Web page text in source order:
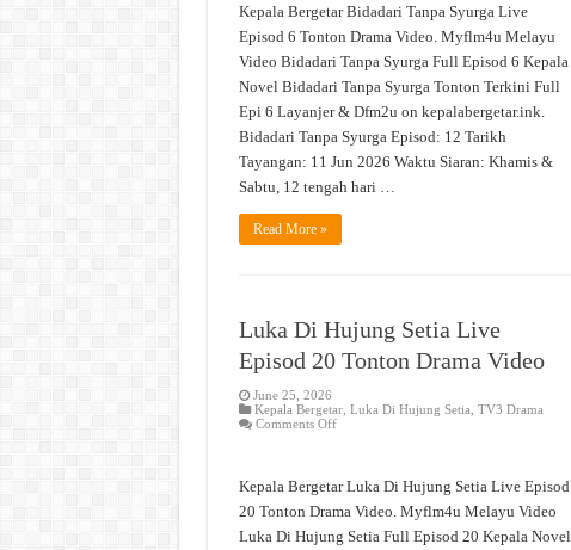
Kepala Bergetar Bidadari Tanpa Syurga Live
Episod 6 Tonton Drama Video. Myflm4u Melayu
Video Bidadari Tanpa Syurga Full Episod 6 Kepala
Novel Bidadari Tanpa Syurga Tonton Terkini Full
Epi 6 Layanjer & Dfm2u on kepalabergetar.ink.
Bidadari Tanpa Syurga Episod: 12 Tarikh
Tayangan: 11 Jun 2026 Waktu Siaran: Khamis &
Sabtu, 12 tengah hari …
Read More »
Luka Di Hujung Setia Live
Episod 20 Tonton Drama Video
June 25, 2026
Kepala Bergetar, Luka Di Hujung Setia TV3 Drama
Comments Offon
Setia
Live
Episod
Tonton
Kepala Bergetar Luka Di Hujung Setia Live Episod
20 Tonton Drama Video. Myflm4u Melayu Video
Luka Di Hujung Setia Full Episod 20 Kepala Novel